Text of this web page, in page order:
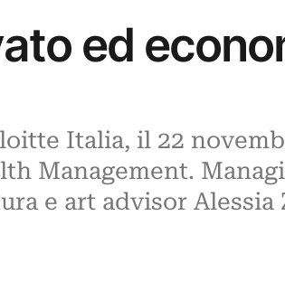
ed
Italia, il 22
Management.
e art advisor Alessia